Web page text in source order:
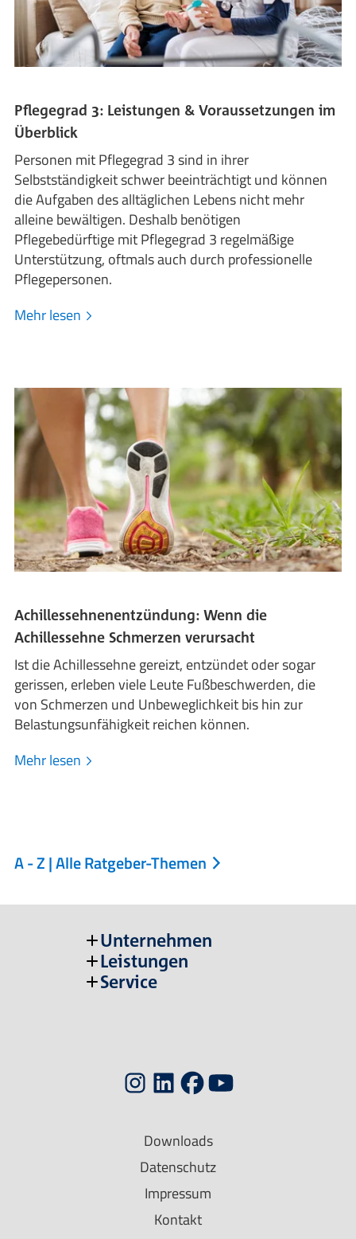
Pflegegrad 3: Leistungen & Voraussetzungen im
Überblick
Personen mit Pflegegrad 3 sind in ihrer
Selbstständigkeit schwer beeinträchtigt und können
die Aufgaben des alltäglichen Lebens nicht mehr
alleine bewältigen. Deshalb benötigen
Pflegebedürftige mit Pflegegrad 3 regelmäßige
Unterstützung, oftmals auch durch professionelle
Pflegepersonen.
Mehr lesen
Achillessehnenentzündung: Wenn die
Achillessehne Schmerzen verursacht
Ist die Achillessehne gereizt, entzündet oder sogar
gerissen, erleben viele Leute Fußbeschwerden, die
von Schmerzen und Unbeweglichkeit bis hin zur
Belastungsunfähigkeit reichen können.
Mehr lesen
A - Z | Alle Ratgeber-Themen
Unternehmen
Leistungen
Service
Downloads
Datenschutz
Impressum
Kontakt